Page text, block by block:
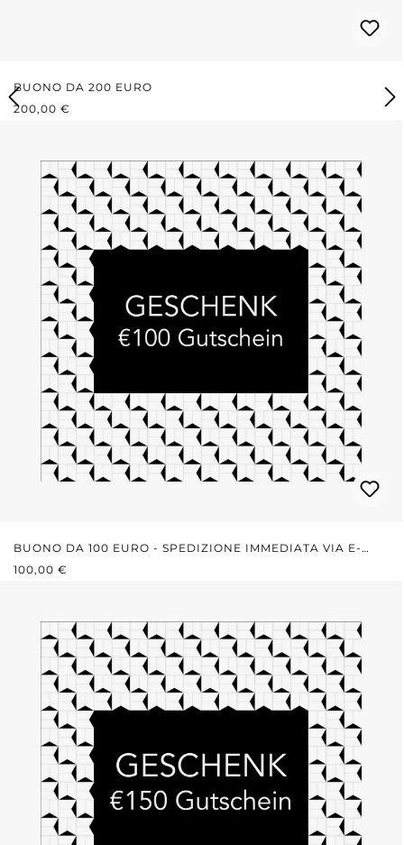
BUONO DA 200 EURO
PREZZO NORMALE:
200,00 €
BUONO DA 100 EURO - SPEDIZIONE IMMEDIATA VIA E-
MAIL
PREZZO NORMALE:
100,00 €